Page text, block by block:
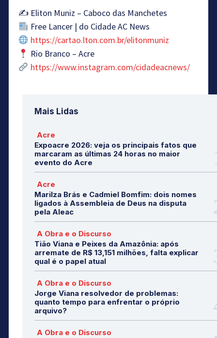
✍️ Eliton Muniz – Caboco das Manchetes
Free Lancer | do Cidade AC News
https://cartao.lton.com.br/elitonmuniz
Rio Branco – Acre
https://www.instagram.com/cidadeacnews/
Mais Lidas
Acre
Expoacre 2026: veja os principais fatos que
marcaram as últimas 24 horas no maior
evento do Acre
Acre
Marilza Brás e Cadmiel Bomfim: dois nomes
ligados à Assembleia de Deus na disputa
pela Aleac
A Obra e o Discurso
Tião Viana e Peixes da Amazônia: após
arremate de R$ 13,151 milhões, falta explicar
qual é o papel atual
A Obra e o Discurso
Jorge Viana resolvedor de problemas:
quanto tempo para enfrentar o próprio
arquivo?
A Obra e o Discurso